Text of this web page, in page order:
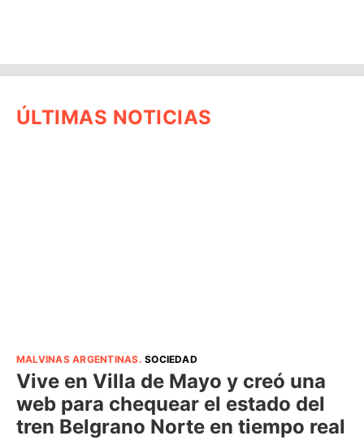
ÚLTIMAS NOTICIAS
MALVINAS ARGENTINAS.SOCIEDAD
Vive en Villa de Mayo y creó una
web para chequear el estado del
tren Belgrano Norte en tiempo real